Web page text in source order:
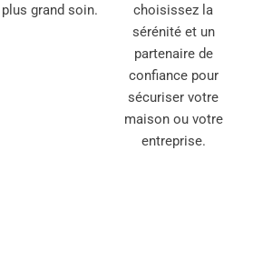
plus grand soin.
choisissez la
sérénité et un
partenaire de
confiance pour
sécuriser votre
maison ou votre
entreprise.